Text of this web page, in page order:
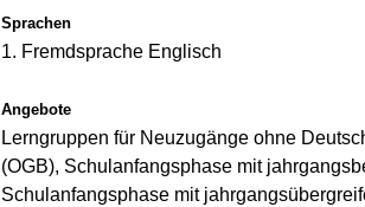
Sprachen
1. Fremdsprache Englisch
Angebote
Lerngruppen für Neuzugänge ohne
(OGB), Schulanfangsphase mit
Schulanfangsphase mit